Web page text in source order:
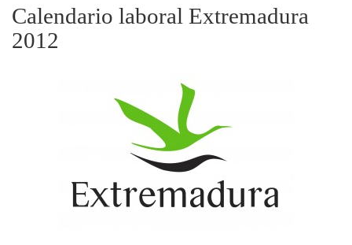
Calendario laboral Extremadura
2012